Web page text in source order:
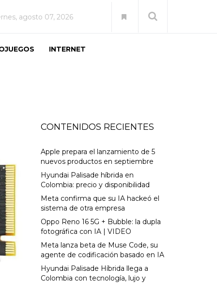
agosto 07, 2026
INTERNET
CONTENIDOS RECIENTES
Apple prepara el lanzamiento de 5
nuevos productos en septiembre
Hyundai Palisade híbrida en
Colombia: precio y disponibilidad
Meta confirma que su IA hackeó el
sistema de otra empresa
Oppo Reno 16 5G + Bubble: la dupla
fotográfica con IA | VIDEO
Meta lanza beta de Muse Code, su
agente de codificación basado en IA
Hyundai Palisade Híbrida llega a
Colombia con tecnología, lujo y